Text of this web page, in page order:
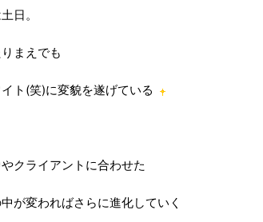
日。
まえでも
ト(笑)に変貌を遂げている
クライアントに合わせた
が変わればさらに進化していく